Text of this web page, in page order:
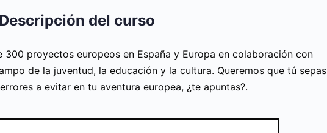
Descripción del curso
300 proyectos europeos en España y Europa en colaboración con
de la juventud, la educación y la cultura. Queremos que tú sepas
a evitar en tu aventura europea, ¿te apuntas?.